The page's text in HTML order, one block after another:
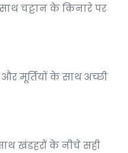
चट्टान के किनारे पर
और मूर्तियों के साथ अच्छी
खंडहरों के नीचे सही